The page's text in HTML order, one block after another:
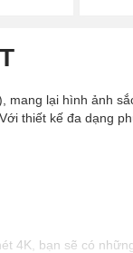
lại hình ảnh
thiết kế đa dạng
4K, bạn sẽ có